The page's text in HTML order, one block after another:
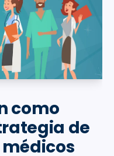
como
de